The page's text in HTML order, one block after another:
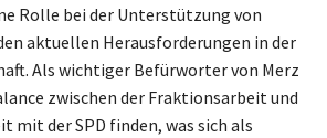
Rolle bei der Unterstützung von
aktuellen Herausforderungen in der
Als wichtiger Befürworter von Merz
zwischen der Fraktionsarbeit und
mit der SPD finden, was sich als